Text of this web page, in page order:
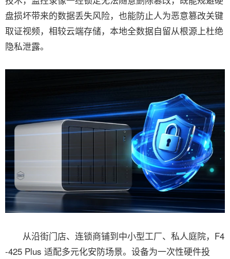
盘损坏带来的数据丢失风险，也能防止人为恶意篡改关键
取证视频，相较云端存储，本地全数据自留从根源上杜绝
隐私泄露。
从沿街门店、连锁商铺到中小型工厂、私人庭院，F4
-425 Plus 适配多元化安防场景。设备为一次性硬件投